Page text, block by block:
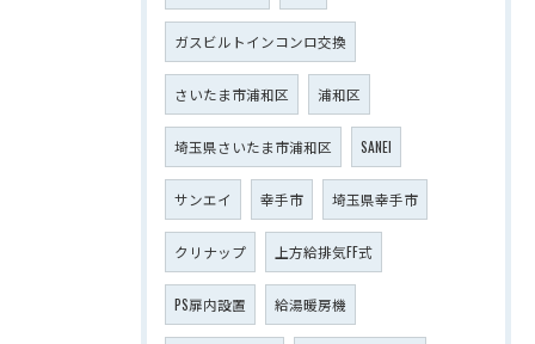
ガスビルトインコンロ交換
さいたま市浦和区 浦和区
埼玉県さいたま市浦和区 SANEI
サンエイ 幸手市 埼玉県幸手市
クリナップ 上方給排気FF式
PS扉内設置 給湯暖房機